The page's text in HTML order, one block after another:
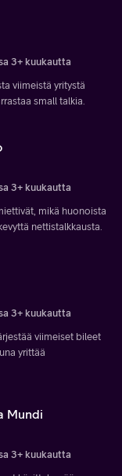
3+ kuukautta
viimeistä yritystä
small talkia.
3+ kuukautta
mikä huonoista
nettistalkkausta.
3+ kuukautta
viimeiset bileet
yrittää
Mundi
3+ kuukautta